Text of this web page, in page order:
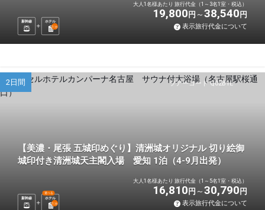
新幹線
ホテル
1 泊
大人1名様あたり 旅行代金（1～3名1室・税込）
19,800 円 38,540 円
表示旅行代金について
ツアーコード Q02B1L
2日間
【美濃・尾張 五城印めぐり】清洲城オリジナル 切り絵御
城印付き清洲城天主閣入場 愛知 1泊（4-9月出発）
新幹線 ホテル
選べる
1 泊
大人1名様あたり 旅行代金（1～5名1室・税込）
16,810 円 30,790 円
表示旅行代金について